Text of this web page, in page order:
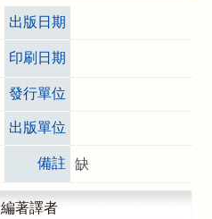
出版日期
印刷日期
發行單位
出版單位
備註 缺
編著譯者